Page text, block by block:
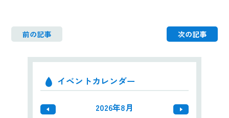
前の記事 次の記事
イベントカレンダー
2026年8月